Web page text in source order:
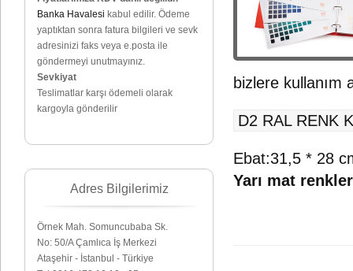
Banka Havalesi kabul edilir. Ödeme
yaptıktan sonra fatura bilgileri ve sevk
adresinizi faks veya e.posta ile
göndermeyi unutmayınız.
Sevkiyat
Teslimatlar karşı ödemeli olarak
kargoyla gönderilir
Adres Bilgilerimiz
Örnek Mah. Somuncubaba Sk.
No: 50/A Çamlıca İş Merkezi
Ataşehir - İstanbul - Türkiye
bizlere kullanım
D2 RAL RENK
Ebat:31,5 * 28
Yarı mat renkler